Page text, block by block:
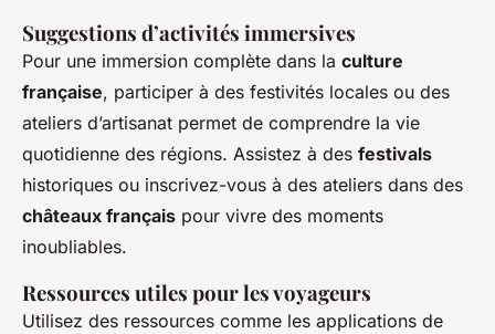
Suggestions d’activités immersives
Pour une immersion complète dans la culture
française, participer à des festivités locales ou des
ateliers d’artisanat permet de comprendre la vie
quotidienne des régions. Assistez à des festivals
historiques ou inscrivez-vous à des ateliers dans des
châteaux français pour vivre des moments
inoubliables.
Ressources utiles pour les voyageurs
Utilisez des ressources comme les applications de